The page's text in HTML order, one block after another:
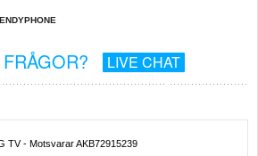
LIVE CHAT
TV - Motsvarar AKB72915239